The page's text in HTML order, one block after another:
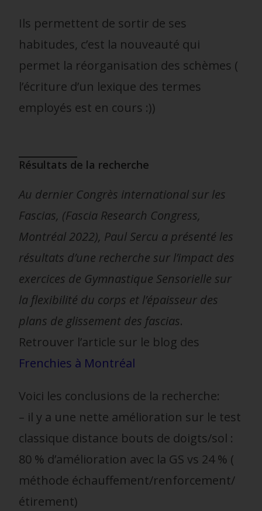
Ils permettent de sortir de ses
habitudes, c’est la nouveauté qui
permet la réorganisation des schèmes (
l’écriture d’un lexique des termes
employés est en cours :))
Résultats de la recherche
Au dernier Congrès international sur les
Fascias, (Fascia Research Congress,
Montréal 2022), Paul Sercu a présenté les
résultats d’une recherche sur l’impact des
exercices de Gymnastique Sensorielle sur
la flexibilité du corps et l’épaisseur des
plans de glissement des fascias.
Retrouver l’article sur le blog des
Frenchies à Montréal
Voici les conclusions de la recherche:
– il y a une nette amélioration sur le test
classique distance bouts de doigts/sol :
80 % d’amélioration avec la GS vs 24 % (
méthode échauffement/renforcement/
étirement)